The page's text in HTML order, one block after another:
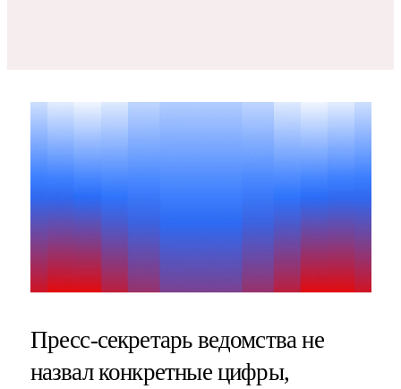
Пресс-секретарь ведомства не
назвал конкретные цифры,